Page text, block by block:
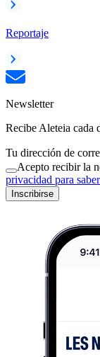
Reportaje
Newsletter
Recibe Aleteia cada
Tu dirección de
Acepto recibir la
privacidad para
Inscribirse